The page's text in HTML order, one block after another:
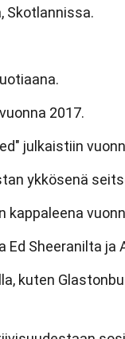
Skotlannissa.
2017.
julkaistiin
ykkösenä
kappaleena
Sheeranilta ja
kuten